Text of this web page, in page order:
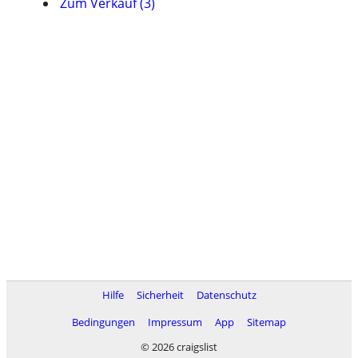
Hilfe Sicherheit
Datenschutz
Bedingungen
Impressum App
Sitemap
© 2026 craigslist